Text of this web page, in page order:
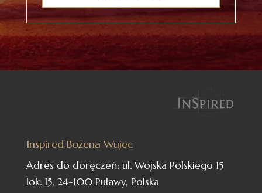
Inspired Bożena Wujec
Adres do doręczeń: ul. Wojska Polskiego 15
lok. 15, 24-100 Puławy, Polska